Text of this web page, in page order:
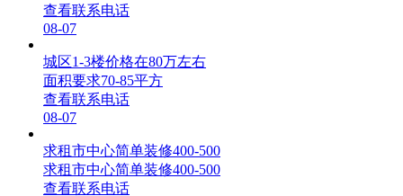
查看联系电话
08-07
城区1-3楼价格在80万左右
面积要求70-85平方
查看联系电话
08-07
求租市中心简单装修400-500
求租市中心简单装修400-500
查看联系电话